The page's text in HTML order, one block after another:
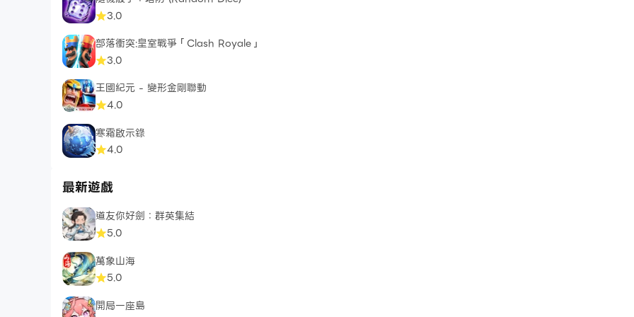
3.0
部落衝突:皇室戰爭「Clash Royale」
3.0
王國紀元 - 變形金剛聯動
4.0
寒霜啟示錄
4.0
最新遊戲
道友你好劍：群英集結
5.0
萬象山海
5.0
開局一座島